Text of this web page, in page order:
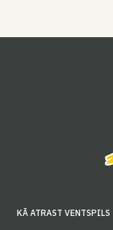
KĀ ATRAST